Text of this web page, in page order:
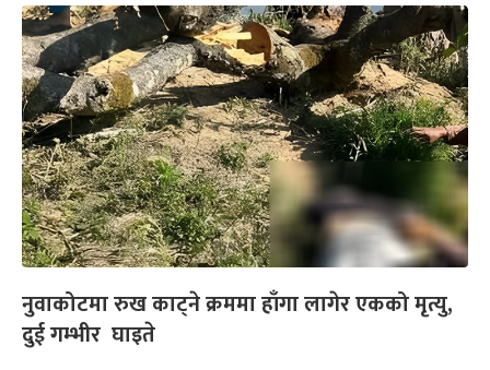
नुवाकोटमा रुख काट्ने क्रममा हाँगा लागेर एकको मृत्यु,
दुई गम्भीर घाइते